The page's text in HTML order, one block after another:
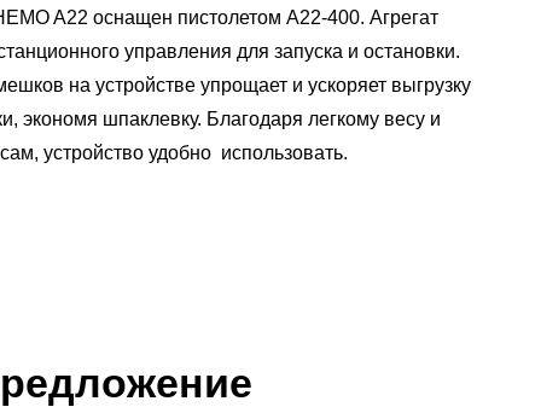
A22 оснащен пистолетом A22-400. Агрегат
управления для запуска и остановки.
на устройстве упрощает и ускоряет выгрузку
экономя шпаклевку. Благодаря легкому весу и
устройство удобно использовать.